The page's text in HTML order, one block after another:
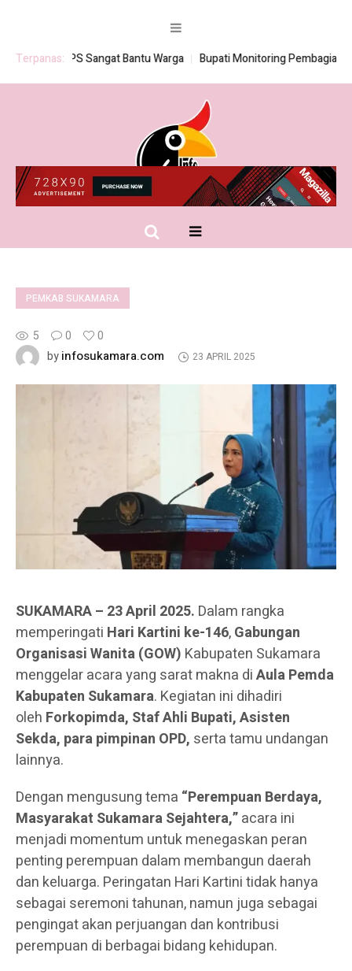
Terpanas:
BSPS Sangat Bantu Warga Bupati Monitoring Pembagian
PEMKAB SUKAMARA
5 0
0
byinfosukamara.com 23 APRIL 2025
SUKAMARA – 23 April 2025. Dalam rangka
memperingati Hari Kartini ke-146,Gabungan
Organisasi Wanita (GOW) Kabupaten Sukamara
menggelar acara yang sarat makna diAula Pemda
Kabupaten Sukamara. Kegiatan ini dihadiri
oleh Forkopimda, Staf Ahli Bupati, Asisten
Sekda, para pimpinan OPD, serta tamu undangan
lainnya.
Dengan mengusung tema “Perempuan Berdaya,
Masyarakat Sukamara Sejahtera,”acara ini
menjadi momentum untuk menegaskan peran
penting perempuan dalam membangun daerah
dan keluarga. Peringatan Hari Kartini tidak hanya
sebagai seremoni tahunan, namun juga sebagai
pengingat akan perjuangan dan kontribusi
perempuan di berbagai bidang kehidupan.